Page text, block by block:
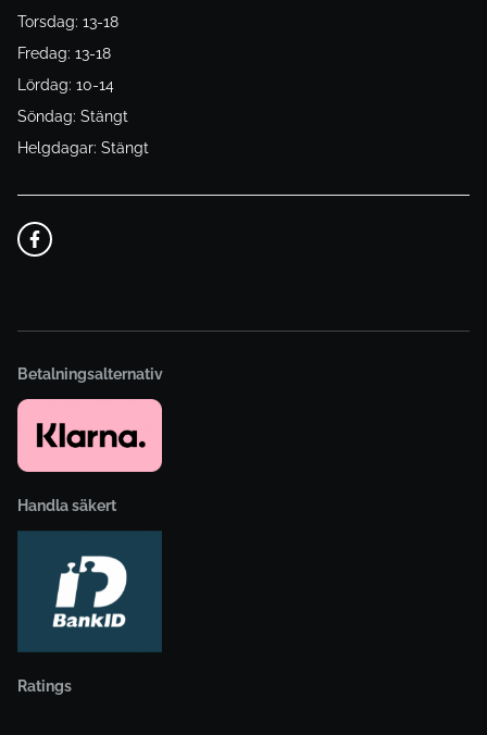
Torsdag: 13-18
Fredag: 13-18
Lördag: 10-14
Söndag: Stängt
Helgdagar: Stängt
Betalningsalternativ
Handla säkert
Ratings